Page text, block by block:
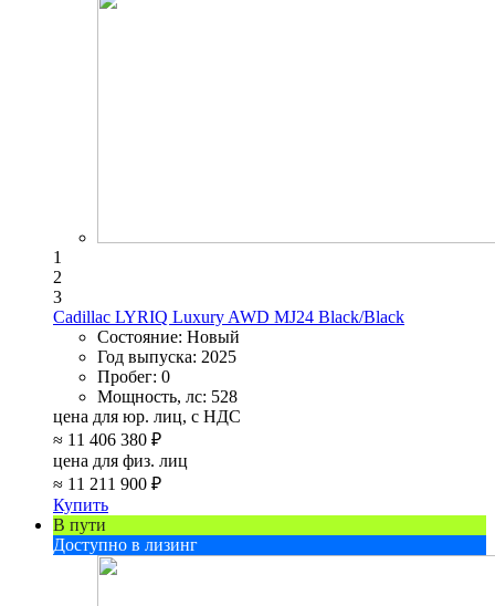
1
2
3
Cadillac LYRIQ Luxury AWD MJ24 Black/Black
Состояние: Новый
Год выпуска: 2025
Пробег: 0
Мощность, лс: 528
цена для юр. лиц, с НДС
≈ 11 406 380 ₽
цена для физ. лиц
≈ 11 211 900 ₽
Купить
В пути
Доступно в лизинг